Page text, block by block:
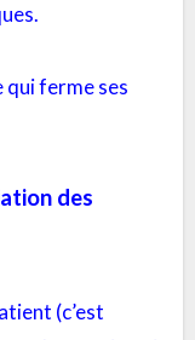
qui ferme ses
des
(c’est